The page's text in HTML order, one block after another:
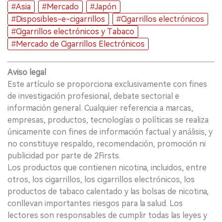
#Asia #Mercado
#Japón
#Disposibles-e-cigarrillos
#Cigarrillos electrónicos
#Cigarrillos electrónicos y Tabaco
#Mercado de Cigarrillos Electrónicos
Aviso legal
Este artículo se proporciona exclusivamente con fines
de investigación profesional, debate sectorial e
información general. Cualquier referencia a marcas,
empresas, productos, tecnologías o políticas se realiza
únicamente con fines de información factual y análisis, y
no constituye respaldo, recomendación, promoción ni
publicidad por parte de 2Firsts.
Los productos que contienen nicotina, incluidos, entre
otros, los cigarrillos, los cigarrillos electrónicos, los
productos de tabaco calentado y las bolsas de nicotina,
conllevan importantes riesgos para la salud. Los
lectores son responsables de cumplir todas las leyes y